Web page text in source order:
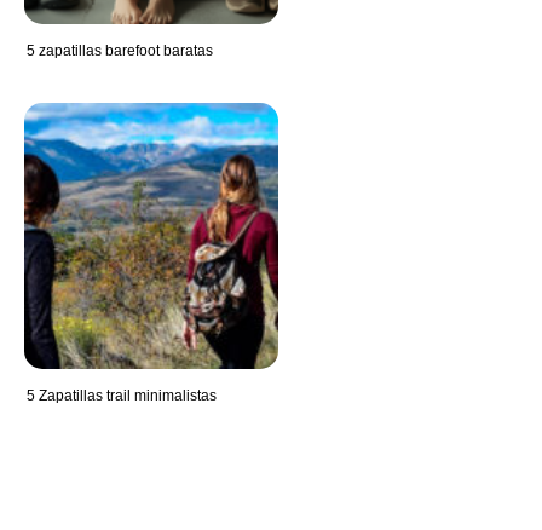
5 zapatillas barefoot baratas
5 Zapatillas trail minimalistas